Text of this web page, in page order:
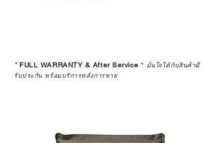
STUDIO และร้านตัวแทนจำหน่ายที่
ได้รับการแต่งตั้งอย่างเป็นทางการ จะ
เป็นการให้คำแนะนำ การดูแลสินค้า
*FULL WARRANTY & After Service * มั่นใจได้กับสินค้ามี
รับประกัน พร้อมบริการหลังการขาย